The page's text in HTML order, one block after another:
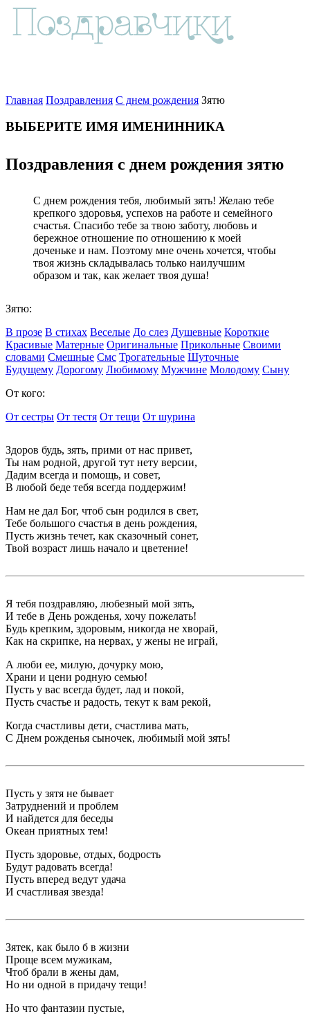
Главная Поздравления С днем рождения Зятю
ВЫБЕРИТЕ ИМЯ ИМЕНИННИКА
Поздравления с днем рождения зятю
С днем рождения тебя, любимый зять! Желаю тебе
крепкого здоровья, успехов на работе и семейного
счастья. Спасибо тебе за твою заботу, любовь и
бережное отношение по отношению к моей
доченьке и нам. Поэтому мне очень хочется, чтобы
твоя жизнь складывалась только наилучшим
образом и так, как желает твоя душа!
Зятю:
В прозе В стихах Веселые До слез Душевные Короткие
Красивые Матерные Оригинальные Прикольные Своими
словами Смешные Смс Трогательные Шуточные
Будущему Дорогому Любимому Мужчине Молодому Сыну
От кого:
От сестры От тестя От тещи От шурина
Здоров будь, зять, прими от нас привет,
Ты нам родной, другой тут нету версии,
Дадим всегда и помощь, и совет,
В любой беде тебя всегда поддержим!
Нам не дал Бог, чтоб сын родился в свет,
Тебе большого счастья в день рождения,
Пусть жизнь течет, как сказочный сонет,
Твой возраст лишь начало и цветение!
Я тебя поздравляю, любезный мой зять,
И тебе в День рожденья, хочу пожелать!
Будь крепким, здоровым, никогда не хворай,
Как на скрипке, на нервах, у жены не играй,
А люби ее, милую, дочурку мою,
Храни и цени родную семью!
Пусть у вас всегда будет, лад и покой,
Пусть счастье и радость, текут к вам рекой,
Когда счастливы дети, счастлива мать,
С Днем рожденья сыночек, любимый мой зять!
Пусть у зятя не бывает
Затруднений и проблем
И найдется для беседы
Океан приятных тем!
Пусть здоровье, отдых, бодрость
Будут радовать всегда!
Пусть вперед ведут удача
И счастливая звезда!
Зятек, как было б в жизни
Проще всем мужикам,
Чтоб брали в жены дам,
Но ни одной в придачу тещи!
Но что фантазии пустые,